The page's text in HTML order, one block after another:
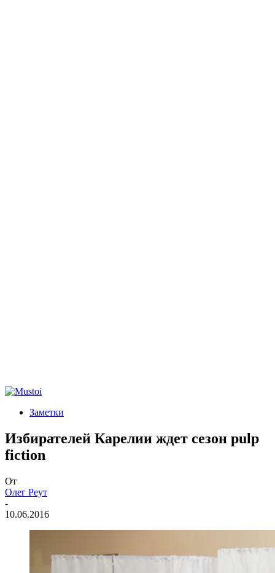
Заметки
Избирателей Карелии ждет сезон pulp
fiction
От
Олег Реут
-
10.06.2016